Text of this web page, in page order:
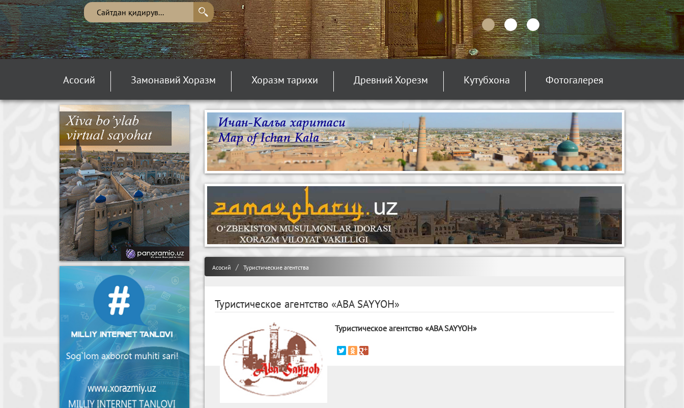
Асосий Замонавий Хоразм Хоразм тарихи Древний Хорезм Кутубхона Фотогалерея
Асосий Туристические агентства
Туристическое агентство «ABA SAYYOH»
Туристическое агентство «ABA SAYYOH»